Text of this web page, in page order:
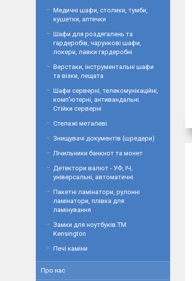
Медичні шафи, столики, тумби,
кушетки, аптечки
Шафи для роздягалень та
гардеробів, чарункові шафи,
локери, лавки гардеробні
Верстаки, інструментальні шафи
та візки, лещата
Шафи серверні, телекомунікаційні,
комп'ютерні, антивандальні.
Стійки серверні
Стелажі металеві
Знищувачі документів (шредери)
Лічильники банкнот та монет
Детектори валют - УФ, ІЧ,
універсальні, автоматичні
Пакетні ламінатори, рулонні
ламінатори, плівка для
ламінування
Замки для ноутбуків ТМ
Kensington
Печі каміни
Про нас